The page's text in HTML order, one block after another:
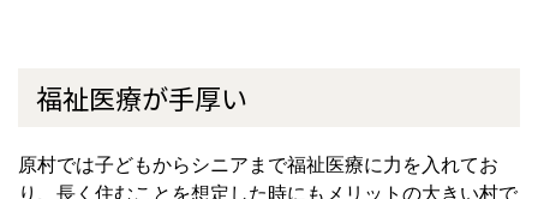
福祉医療が手厚い
原村では子どもからシニアまで福祉医療に力を入れてお
り、長く住むことを想定した時にもメリットの大きい村で